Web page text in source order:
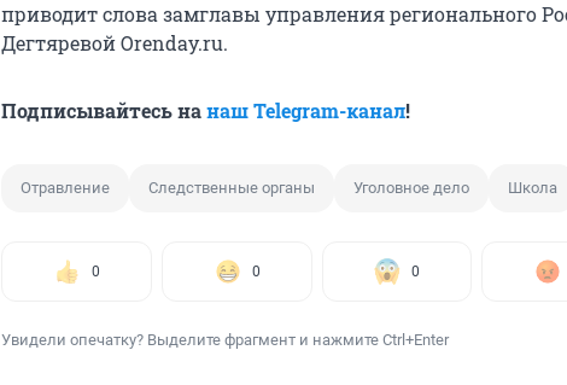
приводит слова замглавы управления регионального
Дегтяревой Orenday.ru.
Подписывайтесь нанаш Telegram-канал!
Отравление Следственные органы Уголовное дело Школа
0 0 0
Увидели опечатку? Выделите фрагмент и нажмите Ctrl+Enter